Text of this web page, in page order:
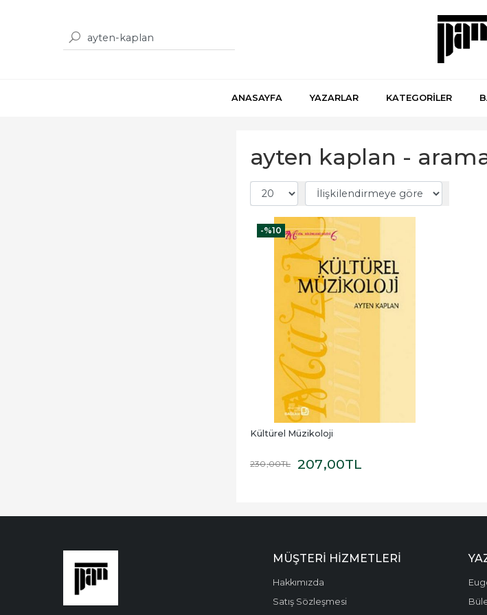
ANASAYFA YAZARLAR KATEGORİLER
ayten kaplan -
-%10
Kültürel Müzikoloji
230,00TL 207,00TL
MÜŞTERI HIZMETLERI
Hakkımızda
Satış Sözleşmesi